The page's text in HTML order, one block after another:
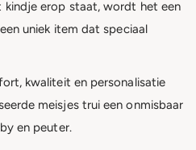
kindje erop staat, wordt het een
uniek item dat speciaal
kwaliteit en personalisatie
meisjes trui een onmisbaar
en peuter.